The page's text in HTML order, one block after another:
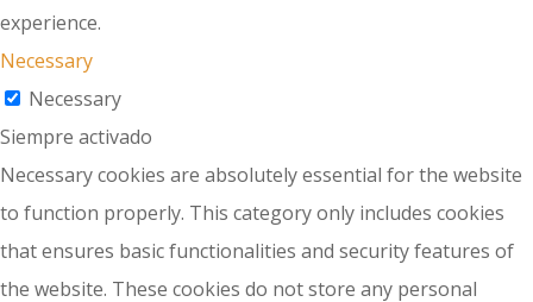
experience.
Necessary
Necessary
Siempre activado
Necessary cookies are absolutely essential for the website
to function properly. This category only includes cookies
that ensures basic functionalities and security features of
the website. These cookies do not store any personal